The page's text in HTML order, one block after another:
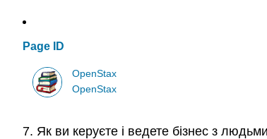
Page ID
OpenStax
OpenStax
7. Як ви керуєте і ведете бізнес з